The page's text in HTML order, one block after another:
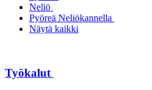
Neliö
Pyöreä Neliökannella
Näytä kaikki
Työkalut